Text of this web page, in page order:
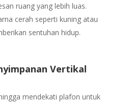
ruang yang lebih luas.
cerah seperti kuning atau
sentuhan hidup.
Vertikal
mendekati plafon untuk